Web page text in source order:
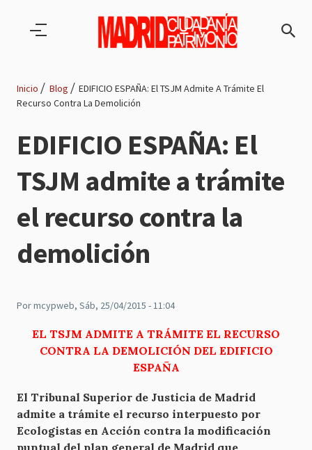
de
navegación
Inicio Blog
EDIFICIO ESPAÑA: El TSJM Admite A Trámite El
Recurso Contra La Demolición
EDIFICIO ESPAÑA: El
TSJM admite a trámite
el recurso contra la
demolición
Pormcypweb, Sáb, 25/04/2015 - 11:04
EL TSJM ADMITE A TRÁMITE EL RECURSO
CONTRA LA DEMOLICIÓN DEL EDIFICIO
ESPAÑA
El Tribunal Superior de Justicia de Madrid
admite a trámite el recurso interpuesto por
Ecologistas en Acción contra la modificación